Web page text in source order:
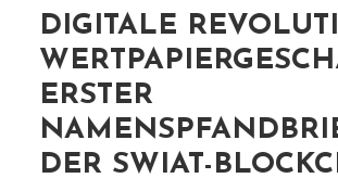
DIGITALE
ERSTER
DER SWIAT-